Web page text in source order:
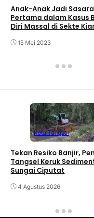
Anak-Anak Jadi
Pertama dalam Kasus
Diri Massal di Sekte
15 Mei 2023
Kota Tangsel
Tekan Resiko Banjir,
Tangsel Keruk
Sungai Ciputat
4 Agustus 2026